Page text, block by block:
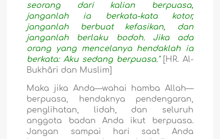
seorang dari kalian berpuasa,
janganlah ia berkata-kata kotor,
janganlah berbuat kefasikan, dan
janganlah berlaku bodoh. Jika ada
orang yang mencelanya hendaklah ia
berkata: Aku sedang berpuasa."
[HR. Al-
Bukhâri dan Muslim]
Maka jika Anda—wahai hamba Allah—
berpuasa, hendaknya pendengaran,
penglihatan, lidah, dan seluruh
anggota badan Anda ikut berpuasa.
Jangan sampai hari saat Anda